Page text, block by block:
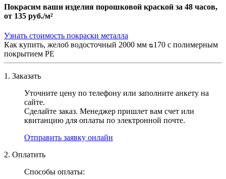
Покрасим ваши изделия порошковой краской за 48 часов,
от 135 руб./м²
Узнать стоимость покраски металла
Как купить, желоб водосточный 2000 мм ᴓ170 с полимерным
покрытием PE
1. Заказать
Уточните цену по телефону или заполните анкету на
сайте.
Сделайте заказ. Менеджер пришлет вам счет или
квитанцию для оплаты по электронной почте.
Отправить заявку онлайн
2. Оплатить
Способы оплаты: